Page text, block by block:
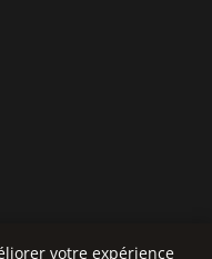
votre expérience